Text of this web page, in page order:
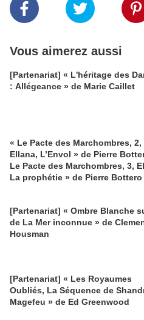
Vous aimerez aussi
[Partenariat] « L'héritage des
: Allégeance » de Marie Caillet
« Le Pacte des Marchombres, 2,
Ellana, L’Envol » de Pierre
Le Pacte des Marchombres, 3,
La prophétie » de Pierre Bottero
[Partenariat] « Ombre Blanche
de La Mer inconnue » de
Housman
[Partenariat] « Les Royaumes
Oubliés, La Séquence de
Magefeu » de Ed Greenwood